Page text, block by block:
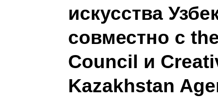
искусства
совместно с
Council и
Kazakhstan